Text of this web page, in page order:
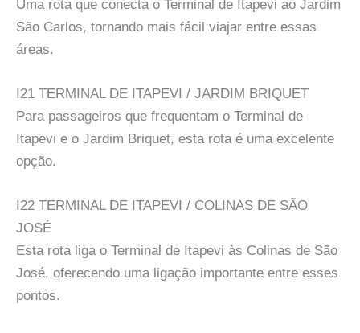
Uma rota que conecta o Terminal de Itapevi ao Jardim
São Carlos, tornando mais fácil viajar entre essas
áreas.
I21 TERMINAL DE ITAPEVI / JARDIM BRIQUET
Para passageiros que frequentam o Terminal de
Itapevi e o Jardim Briquet, esta rota é uma excelente
opção.
I22 TERMINAL DE ITAPEVI / COLINAS DE SÃO
JOSÉ
Esta rota liga o Terminal de Itapevi às Colinas de São
José, oferecendo uma ligação importante entre esses
pontos.